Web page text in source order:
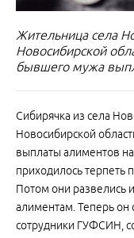
Жительница села
Новосибирской
бывшего мужа
Сибирячка из села
Новосибирской
выплаты алиментов
приходилось терпеть
Потом они развелись
алиментам. Теперь он
сотрудники ГУФСИН,